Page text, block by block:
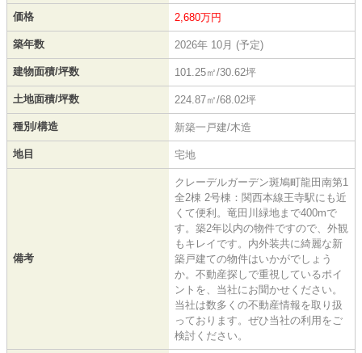
価格 2,680万円
築年数 2026年 10月 (予定)
建物面積/坪数 101.25㎡/30.62坪
土地面積/坪数 224.87㎡/68.02坪
種別/構造 新築一戸建/木造
地目 宅地
備考
クレーデルガーデン斑鳩町龍田南第1
全2棟 2号棟：関西本線王寺駅にも近
くて便利。竜田川緑地まで400mで
す。築2年以内の物件ですので、外観
もキレイです。内外装共に綺麗な新
築戸建ての物件はいかがでしょう
か。不動産探しで重視しているポイ
ントを、当社にお聞かせください。
当社は数多くの不動産情報を取り扱
っております。ぜひ当社の利用をご
検討ください。